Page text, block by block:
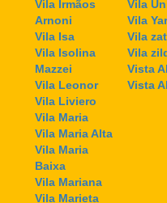
Vila Irmãos
Arnoni
Vila Isa
Vila Isolina
Mazzei
Vila Leonor
Vila Liviero
Vila Maria
Vila Maria Alta
Vila Maria
Baixa
Vila Mariana
Vila Marieta
Vila
Vila
Vila
Vila
Vista
Vista